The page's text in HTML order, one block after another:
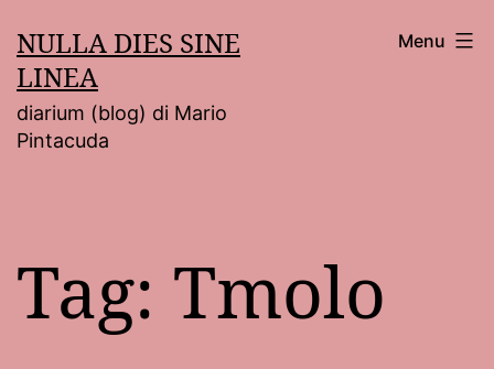
al
contenuto
NULLA DIES SINE
LINEA
diarium (blog) di Mario
Pintacuda
Menu
Tag: Tmolo